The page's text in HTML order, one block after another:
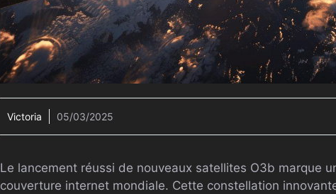
Victoria 05/03/2025
Le lancement réussi de nouveaux satellites O3b marque
couverture internet mondiale. Cette constellation